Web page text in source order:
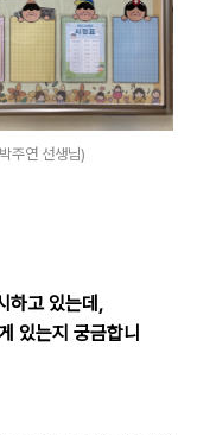
주연 선생님)
하고 있는데,
있는지 궁금합니